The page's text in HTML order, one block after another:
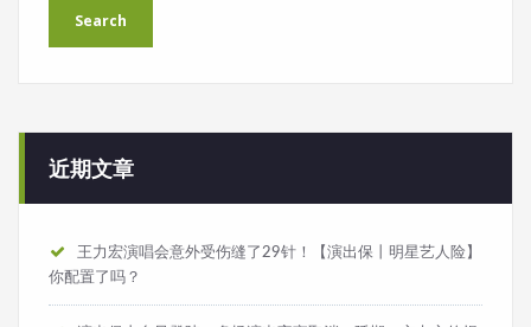
近期文章
王力宏演唱会意外受伤缝了29针！【演出保丨明星艺人险】
你配置了吗？